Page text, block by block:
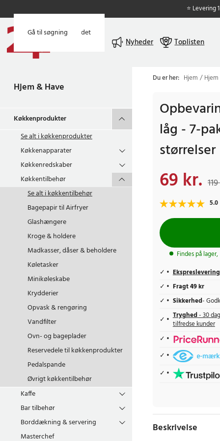
Gå til hovedindholdet
Gå til søgning
⭐ Levering
Nyheder Toplisten
Hjem & Have
Køkkenprodukter
Se alt ikøkkenprodukter
Køkkenapparater
Køkkenredskaber
Køkkentilbehør
Se alt ikøkkentilbehør
Bagepapir til Airfryer
Glashængere
Kroge & holdere
Madkasser, dåser & beholdere
Køletasker
Minikøleskabe
Krydderier
Opvask & rengøring
Vandfilter
Ovn- og bageplader
Reservedele til køkkenprodukter
Pedalspande
Øvrigt køkkentilbehør
Kaffe
Bar tilbehør
Borddækning & servering
Masterchef
Du er her: Hjem
låg - 7-
størrelser
Nuværende pris
69 kr.
5.0
Findes på
Ekspreslevering
Fragt 49 kr
Sikkerhed-
Tryghed- 30
tilfredse kunder
Beskrivelse